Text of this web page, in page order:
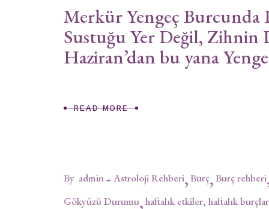
Merkür Yengeç
Sustuğu Yer Değil, Zihnin
Haziran’dan bu yana
READ MORE
By admin Astroloji Rehberi Burç Burç rehberi
Gökyüzü Durumu haftalık etkiler, haftalık burçlar